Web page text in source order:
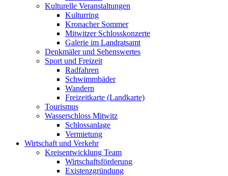
Kulturelle Veranstaltungen
Kulturring
Kronacher Sommer
Mitwitzer Schlosskonzerte
Galerie im Landratsamt
Denkmäler und Sehenswertes
Sport und Freizeit
Radfahren
Schwimmbäder
Wandern
Freizeitkarte (Landkarte)
Tourismus
Wasserschloss Mitwitz
Schlossanlage
Vermietung
Wirtschaft und Verkehr
Kreisentwicklung Team
Wirtschaftsförderung
Existenzgründung